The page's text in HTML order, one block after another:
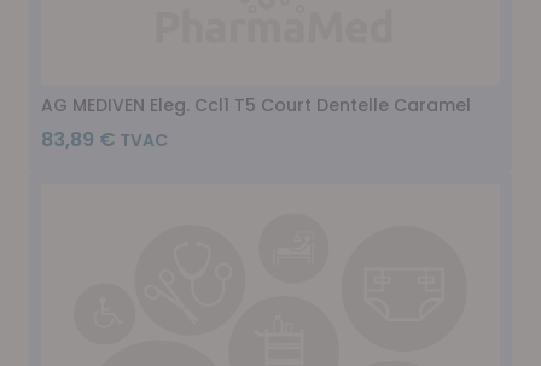
AG MEDIVEN Eleg. Ccl1 T5 Court Dentelle Caramel
83,89 €